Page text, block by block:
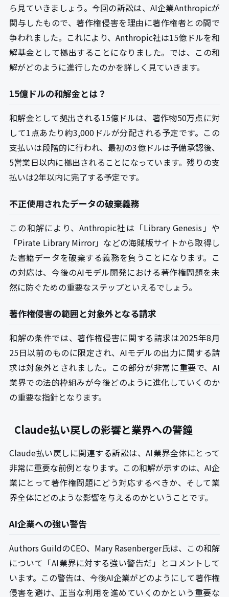
ら見ていきましょう。今回の訴訟は、AI企業Anthropicが
関与したもので、著作権侵害を理由に著作権者との間で
争われました。これにより、Anthropic社は15億ドルを和
解基金として拠出することになりました。では、この和
解がどのように進行したのかを詳しく見ていきます。
15億ドルの和解金とは？
和解金として拠出される15億ドルは、著作物50万点に対
して1点あたり約3,000ドルが分配される予定です。この
支払いは段階的に行われ、最初の3億ドルは予備承認後、
5営業日以内に拠出されることになっています。残りの支
払いは2年以内に完了する予定です。
不正使用されたデータの破棄義務
この和解により、Anthropic社は「Library Genesis」や
「Pirate Library Mirror」などの海賊版サイトから取得し
た書籍データを破棄する義務を負うことになります。こ
の対応は、今後のAIモデル開発における著作権問題を未
然に防ぐための重要なステップといえるでしょう。
著作権侵害の範囲と対象外となる請求
和解の条件では、著作権侵害に関する請求は2025年8月
25日以前のものに限定され、AIモデルの出力に関する請
求は対象外とされました。この部分が非常に重要で、AI
業界での法的枠組みが今後どのように進化していくのか
の重要な指針となります。
Claude払い戻しの影響と業界への警鐘
Claude払い戻しに関連する訴訟は、AI業界全体にとって
非常に重要な前例となります。この和解が示すのは、AI企
業にとって著作権問題にどう対応するべきか、そして業
界全体にどのような影響を与えるのかということです。
AI企業への強い警告
Authors GuildのCEO、Mary Rasenberger氏は、この和解
について「AI業界に対する強い警告だ」とコメントして
います。この警告は、今後AI企業がどのようにして著作権
侵害を避け、正当な利用を進めていくのかという重要な